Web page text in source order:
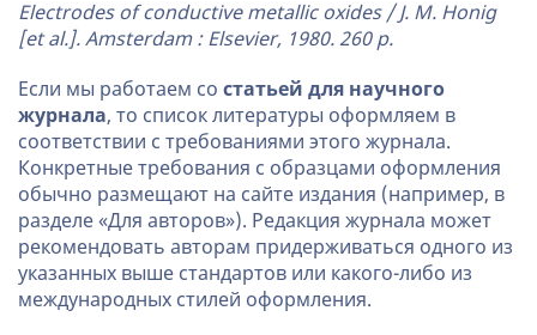
Electrodes of conductive metallic oxides / J. M. Honig
[et al.]. Amsterdam : Elsevier, 1980. 260 р.
Если мы работаем со статьей для научного
журнала, то список литературы оформляем в
соответствии с требованиями этого журнала.
Конкретные требования с образцами оформления
обычно размещают на сайте издания (например, в
разделе «Для авторов»). Редакция журнала может
рекомендовать авторам придерживаться одного из
указанных выше стандартов или какого-либо из
международных стилей оформления.